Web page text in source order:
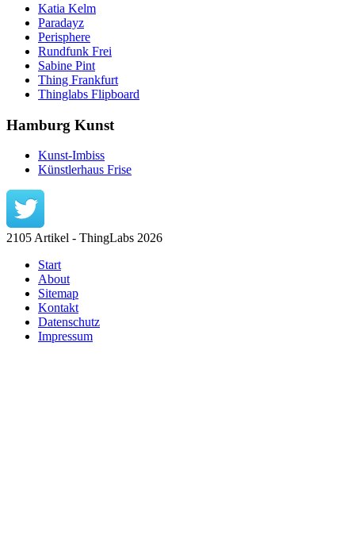
Katia Kelm
Paradayz
Perisphere
Rundfunk Frei
Sabine Pint
Thing Frankfurt
Thinglabs Flipboard
Hamburg Kunst
Kunst-Imbiss
Künstlerhaus Frise
2105 Artikel - ThingLabs 2026
Start
About
Sitemap
Kontakt
Datenschutz
Impressum